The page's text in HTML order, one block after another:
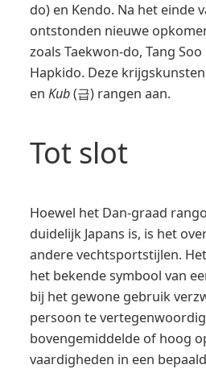
do) en Kendo. Na het einde
ontstonden nieuwe
zoals Taekwon-do, Tang
Hapkido. Deze
en Kub(급) rangen aan.
Tot slot
Hoewel het Dan-graad
duidelijk Japans is, is het
andere vechtsportstijlen.
het bekende symbool van
bij het gewone gebruik
persoon te
bovengemiddelde of hoog
vaardigheden in een